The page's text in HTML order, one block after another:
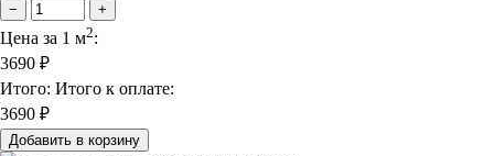
− +
Цена за 1 м2:
3690 ₽
Итого: Итого к оплате:
3690 ₽
Добавить в корзину